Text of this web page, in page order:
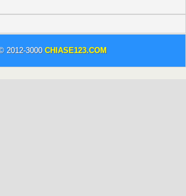
2012-3000 CHIASE123.COM